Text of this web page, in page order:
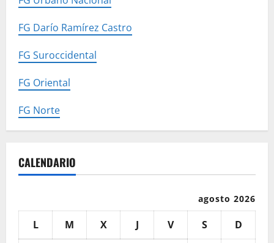
FG Darío Ramírez Castro
FG Suroccidental
FG Oriental
FG Norte
CALENDARIO
agosto 2026
L M X J V S
D